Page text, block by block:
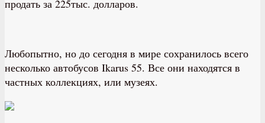
продать за 225тыс. долларов.
Любопытно, но до сегодня в мире сохранилось всего
несколько автобусов Ikarus 55. Все они находятся в
частных коллекциях, или музеях.